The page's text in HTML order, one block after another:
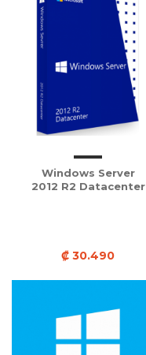
Windows Server
2012 R2 Datacenter
₡ 30.490